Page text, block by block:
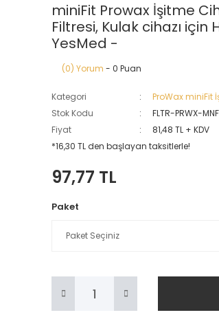
miniFit Prowax İşitme
Filtresi, Kulak cihazı
YesMed -
(0) Yorum - 0 Puan
Kategori
ProWax miniFit
Stok Kodu
FLTR-PRWX-
Fiyat
81,48 TL + KDV
*16,30 TL den başlayan taksitlerle!
97,77 TL
Paket